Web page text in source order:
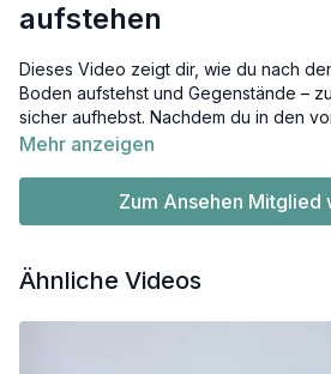
aufstehen
Dieses Video zeigt dir, wie du nach
Boden aufstehst und Gegenstände –
sicher aufhebst. Nachdem du in den
gelernt hast, wie wichtig alltagsnahe
Video daran an und erweitert deine
Auch wenn das "richtige" Aufstehen
Mehr anzeigen
Zum Ansehen Mitglied
Ähnliche Videos